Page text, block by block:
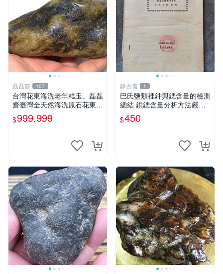
磊磊齋 107
台灣花東海洗老年糕玉。磊磊
齋臺灣全天然海洗原石花東玉
東海岸台灣藍寶石東玉東海岸
心臟石皮蛋青老麥芽年糕黑鬼
碧玉髓秀姑玉鳳梨芋仔玉總統
$999,999
静古斋 1
巴氏鹽類裡鈡與鍶含量的檢測
總結 鋇鍶含量分析方法嚴選
巴氏化合物成分分析心得 化
學分析技法推薦
$450